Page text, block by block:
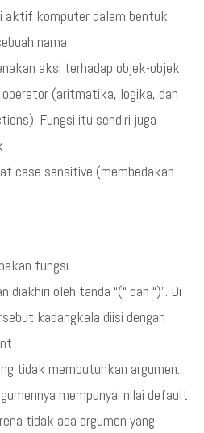
aktif komputer dalam bentuk
nama
aksi terhadap objek-objek
(aritmatika, logika, dan
Fungsi itu sendiri juga
case sensitive (membedakan
fungsi
diakhiri oleh tanda “(“ dan “)”. Di
kadangkala diisi dengan
tidak membutuhkan argumen.
mempunyai nilai default
tidak ada argumen yang